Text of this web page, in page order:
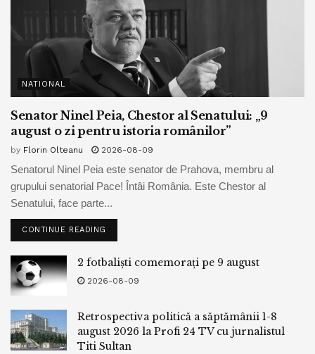
NATIONAL
Senator Ninel Peia, Chestor al Senatului: „9
august o zi pentru istoria românilor”
by Florin Olteanu 2026-08-09
Senatorul Ninel Peia este senator de Prahova, membru al
grupului senatorial Pace! Întâi România. Este Chestor al
Senatului, face parte...
CONTINUE READING
2 fotbaliști comemorați pe 9 august
2026-08-09
Retrospectiva politică a săptămânii 1-8
august 2026 la Profi 24 TV cu jurnalistul
Titi Sultan